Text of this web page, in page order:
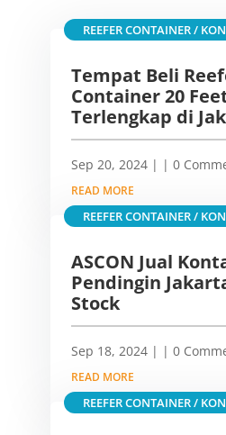
Tempat Beli
Container 20
Terlengkap di
Sep 20, 2024|
REEFER CONTAINER /
| 0
READ MORE
ASCON Jual
Pendingin
Stock
Sep 18, 2024|
REEFER CONTAINER /
| 0
READ MORE
REEFER CONTAINER /